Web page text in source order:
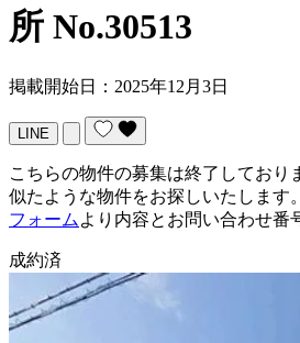
所 No.30513
掲載開始日：2025年12月3日
LINE
こちらの物件の募集は終了しており
似たような物件をお探しいたします
フォーム より内容とお問い合わせ番
成約済